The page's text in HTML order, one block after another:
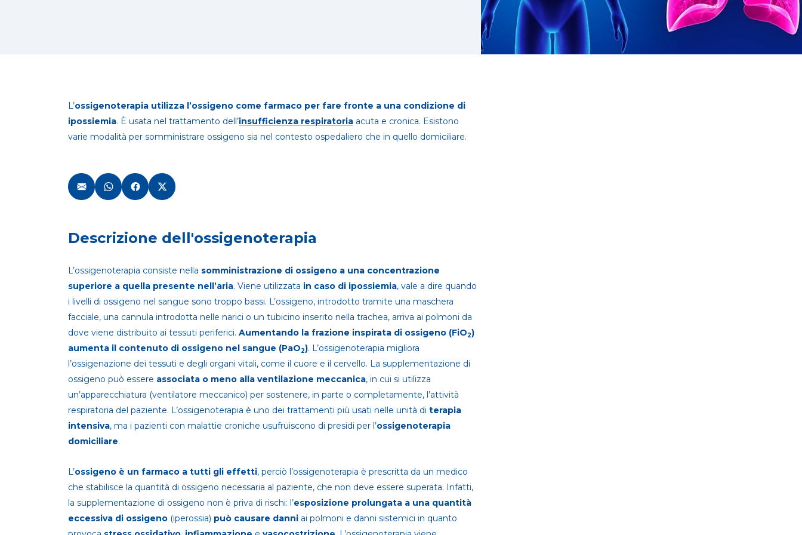
L’ossigenoterapia utilizza l’ossigeno come farmaco per fare fronte a una condizione di
ipossiemia. È usata nel trattamento dell’insufficienza respiratoria acuta e cronica. Esistono
varie modalità per somministrare ossigeno sia nel contesto ospedaliero che in quello domiciliare.
Descrizione dell'ossigenoterapia
L’ossigenoterapia consiste nella somministrazione di ossigeno a una concentrazione
superiore a quella presente nell’aria. Viene utilizzata in caso di ipossiemia, vale a dire quando
i livelli di ossigeno nel sangue sono troppo bassi. L’ossigeno, introdotto tramite una maschera
facciale, una cannula introdotta nelle narici o un tubicino inserito nella trachea, arriva ai polmoni da
dove viene distribuito ai tessuti periferici. Aumentando la frazione inspirata di ossigeno (FiO2)
aumenta il contenuto di ossigeno nel sangue (PaO2). L’ossigenoterapia migliora
l’ossigenazione dei tessuti e degli organi vitali, come il cuore e il cervello. La supplementazione di
ossigeno può essere associata o meno alla ventilazione meccanica, in cui si utilizza
un’apparecchiatura (ventilatore meccanico) per sostenere, in parte o completamente, l’attività
respiratoria del paziente. L’ossigenoterapia è uno dei trattamenti più usati nelle unità di terapia
intensiva, ma i pazienti con malattie croniche usufruiscono di presidi per l’ossigenoterapia
domiciliare.
L’ossigeno è un farmaco a tutti gli effetti, perciò l’ossigenoterapia è prescritta da un medico
che stabilisce la quantità di ossigeno necessaria al paziente, che non deve essere superata. Infatti,
la supplementazione di ossigeno non è priva di rischi: l’esposizione prolungata a una quantità
eccessiva di ossigeno (iperossia) può causare danni ai polmoni e danni sistemici in quanto